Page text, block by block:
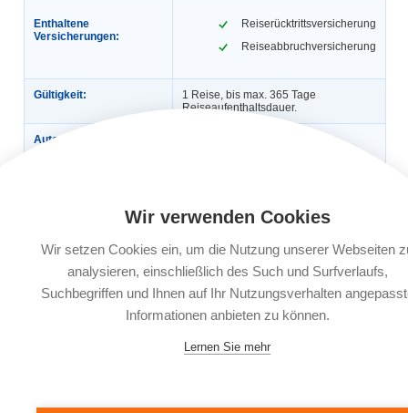
Enthaltene
Versicherungen:
Reiserücktrittsversicherung
Reiseabbruchversicherung
Gültigkeit:
1 Reise, bis max. 365 Tage
Reiseaufenthaltsdauer.
Automatische
Reiseantritt am Buchungstag oder bis
spätestens 4 Tage nach
Leistungsträger:
Würzburger Versicherungs-AG,
Bahnhofstr. 11, 97090 Würzburg
Versicherungsbedingungen
Versicherungsprodukten (IPID)
Wir verwenden Cookies
Wir setzen Cookies ein, um die Nutzung unserer Webseiten
analysieren, einschließlich des Such und Surfverlaufs,
Suchbegriffen und Ihnen auf Ihr Nutzungsverhalten
Informationen anbieten zu können.
Lernen Sie mehr